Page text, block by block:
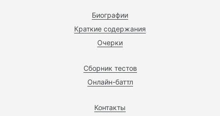
Биографии
Краткие содержания
Очерки
Сборник тестов
Онлайн-баттл
Контакты